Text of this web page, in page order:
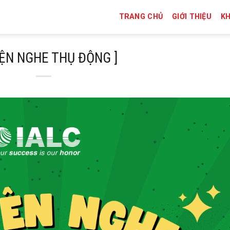
TRANG CHỦ GIỚI THIỆU
NGHE THỤ ĐỘNG ]